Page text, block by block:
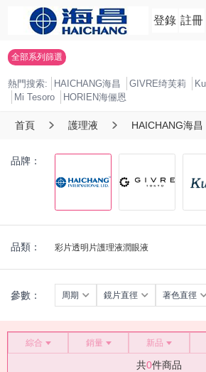
登錄 註冊
全部系列篩選
熱門搜索: HAICHANG海昌 GIVRE绮芙莉
Mi Tesoro
HORIEN海俪恩
首頁 護理液 HAICHANG海昌
品牌：
品類： 彩片透明片護理液潤眼液
參數： 周期 鏡片直徑 著色直徑
綜合 銷量 新品
共0件商品